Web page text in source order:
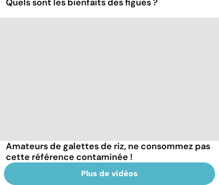
Quels sont les bienfaits des figues ?
Amateurs de galettes de riz, ne consommez pas
cette référence contaminée !
Plus de vidéos